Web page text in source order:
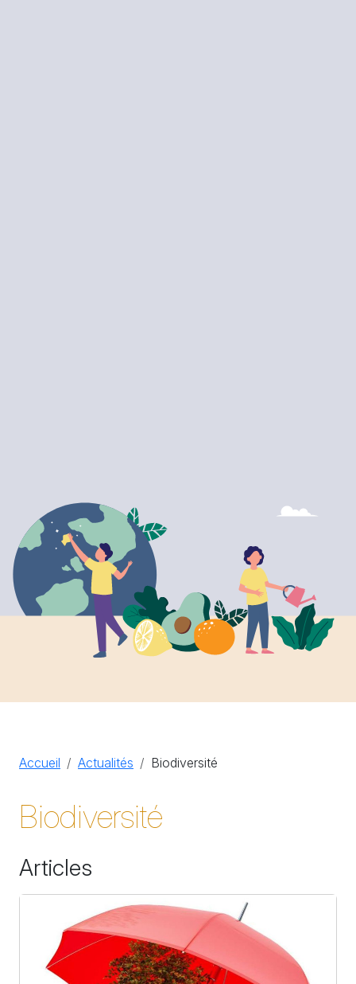
Accueil Actualités Biodiversité
Biodiversité
Articles